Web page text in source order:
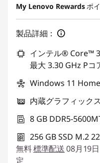
My Lenovo Rewardsポ
製品詳細：
インテル® Core™
最大 3.30 GHz Pコ
Windows 11
内蔵グラフィックス
8 GB DDR5-
256 GB SSD M.2
無料標準配送08月19
定